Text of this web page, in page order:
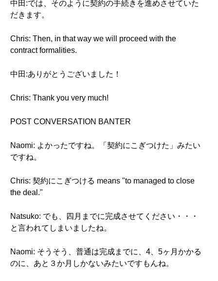
中田:では、そのように契約の手続きを進めさせていた
だきます。
Chris: Then, in that way we will proceed with the
contract formalities.
中田:ありがとうございました！
Chris: Thank you very much!
POST CONVERSATION BANTER
Naomi: よかったですね。「契約にこぎつけた」みたい
ですね。
Chris: 契約にこぎつける means "to managed to close
the deal."
Natsuko: でも、四月までに完成させてください・・・
と言われてしまいましたね。
Naomi: そうそう、普通は完成までに、4、5ヶ月かかる
のに、あと３か月しかないみたいですもんね。